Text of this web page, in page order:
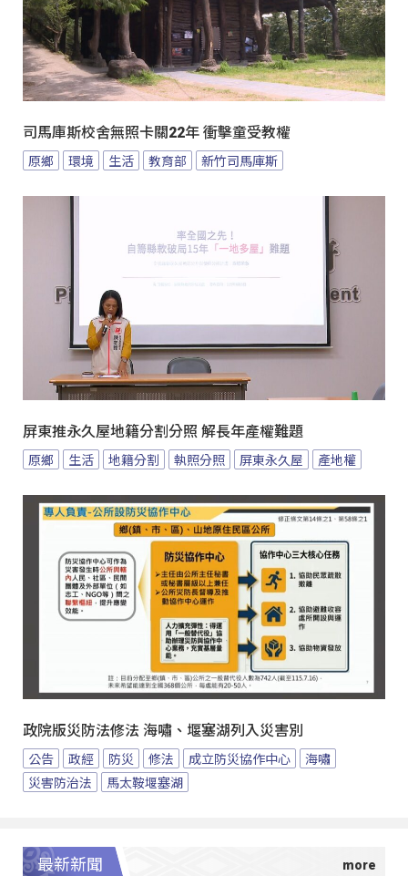
司馬庫斯校舍無照卡關22年 衝擊童受教權
原鄉 環境 生活 教育部 新竹司馬庫斯
屏東推永久屋地籍分割分照 解長年產權難題
原鄉 生活 地籍分割 執照分照 屏東永久屋 產地權
政院版災防法修法 海嘯、堰塞湖列入災害別
公告 政經 防災 修法 成立防災協作中心
海嘯
災害防治法
馬太鞍堰塞湖
最新新聞